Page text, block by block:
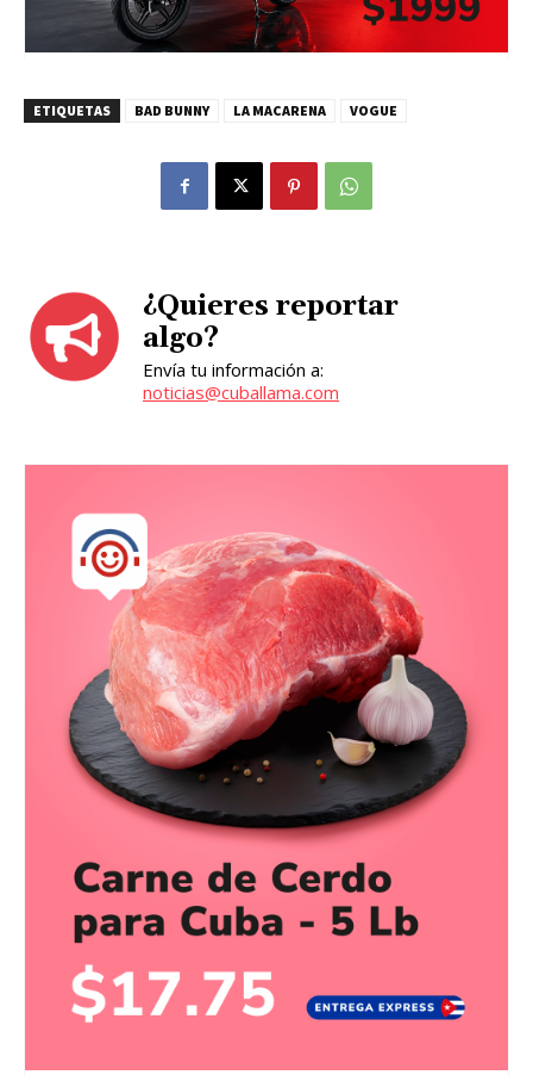
ETIQUETAS BAD BUNNY LA MACARENA VOGUE
¿Quieres reportar
algo?
Envía tu información a:
noticias@cuballama.com